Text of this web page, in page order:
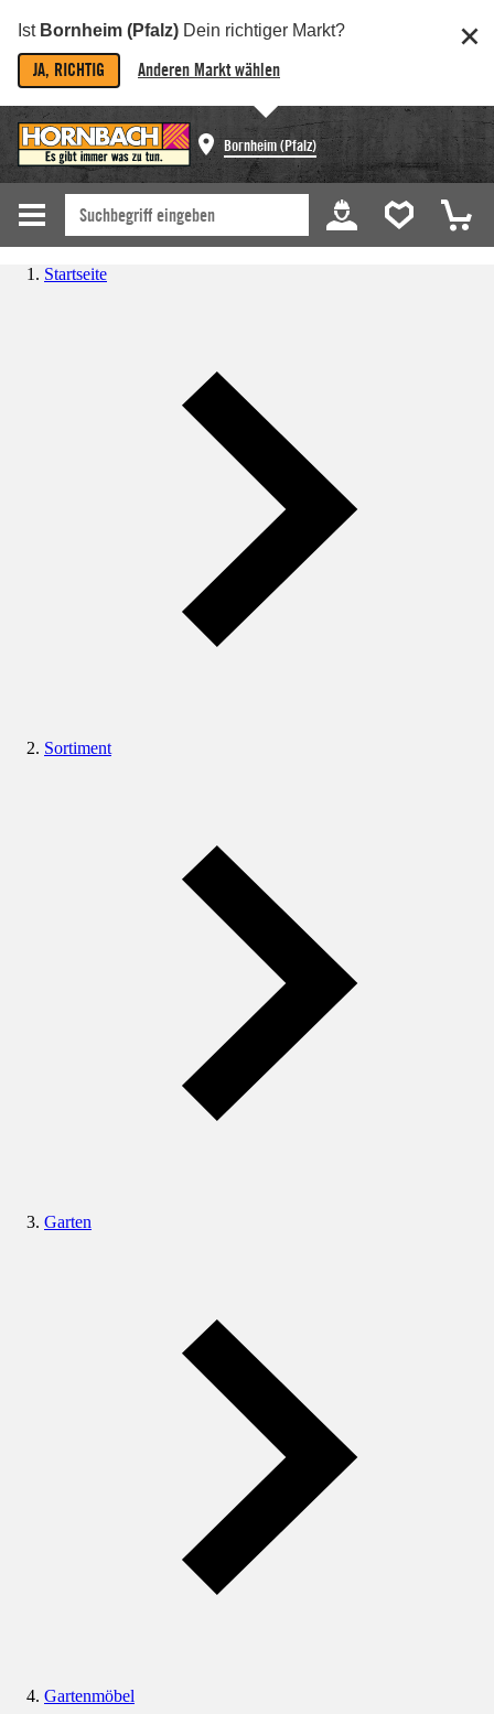
Ist Bornheim (Pfalz) Dein richtiger Markt?
JA, RICHTIG Anderen Markt wählen
Bornheim (Pfalz)
Startseite
Sortiment
Garten
Gartenmöbel